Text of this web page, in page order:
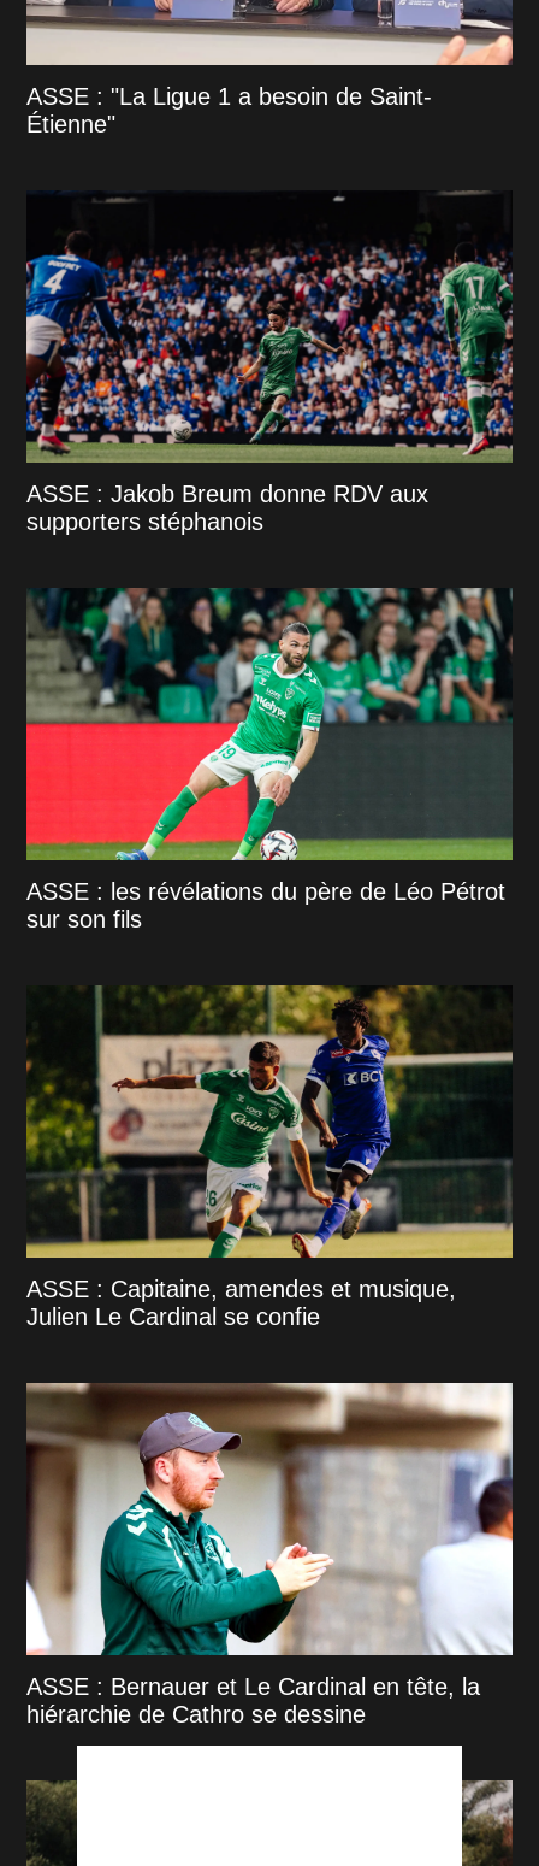
ASSE : "La Ligue 1 a besoin de Saint-
Étienne"
ASSE : Jakob Breum donne RDV aux
supporters stéphanois
ASSE : les révélations du père de Léo Pétrot
sur son fils
ASSE : Capitaine, amendes et musique,
Julien Le Cardinal se confie
ASSE : Bernauer et Le Cardinal en tête, la
hiérarchie de Cathro se dessine